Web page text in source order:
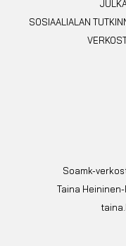
SOSIAALIALAN
Soamk-
Taina